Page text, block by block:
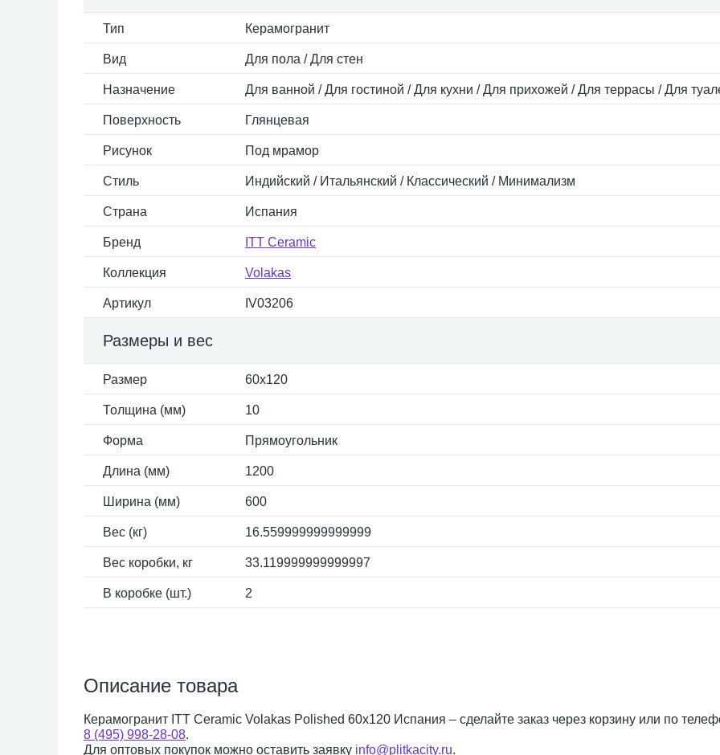
Тип Керамогранит
Вид Для пола / Для стен
Назначение Для ванной / Для гостиной / Для кухни / Для прихожей / Для террасы / Для
Поверхность Глянцевая
Рисунок Под мрамор
Стиль Индийский / Итальянский / Классический / Минимализм
Страна Испания
Бренд ITT Ceramic
Коллекция Volakas
Артикул IV03206
Размеры и вес
Размер 60x120
Толщина (мм) 10
Форма Прямоугольник
Длина (мм) 1200
Ширина (мм) 600
Вес (кг) 16.559999999999999
Вес коробки, кг 33.119999999999997
В коробке (шт.) 2
Описание товара
Керамогранит ITT Ceramic Volakas Polished 60x120 Испания – сделайте заказ через корзину или по
8 (495) 998-28-08.
Для оптовых покупок можно оставить заявку info@plitkacity.ru.